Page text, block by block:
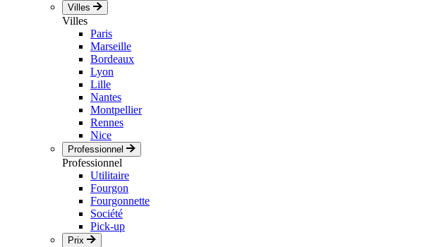
Villes
Villes
Paris
Marseille
Bordeaux
Lyon
Lille
Nantes
Montpellier
Rennes
Nice
Professionnel
Professionnel
Utilitaire
Fourgon
Fourgonnette
Société
Pick-up
Prix